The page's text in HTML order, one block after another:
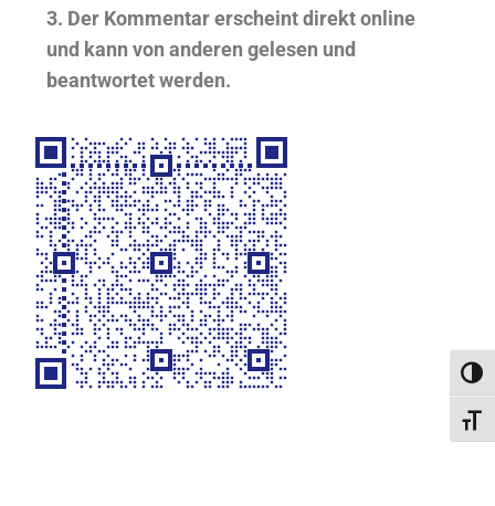
3. Der Kommentar erscheint direkt online
und kann von anderen gelesen und
beantwortet werden.